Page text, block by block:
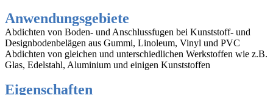
Anwendungsgebiete
Abdichten von Boden- und Anschlussfugen bei Kunststoff- und
Designbodenbelägen aus Gummi, Linoleum, Vinyl und PVC
Abdichten von gleichen und unterschiedlichen Werkstoffen wie z.B.
Glas, Edelstahl, Aluminium und einigen Kunststoffen
Eigenschaften